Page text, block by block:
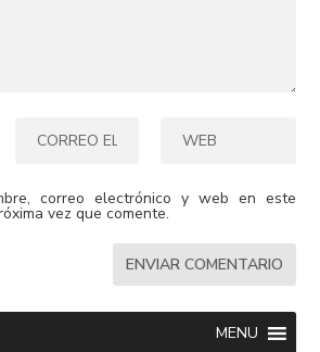
correo electrónico y web en este
vez que comente.
MENU